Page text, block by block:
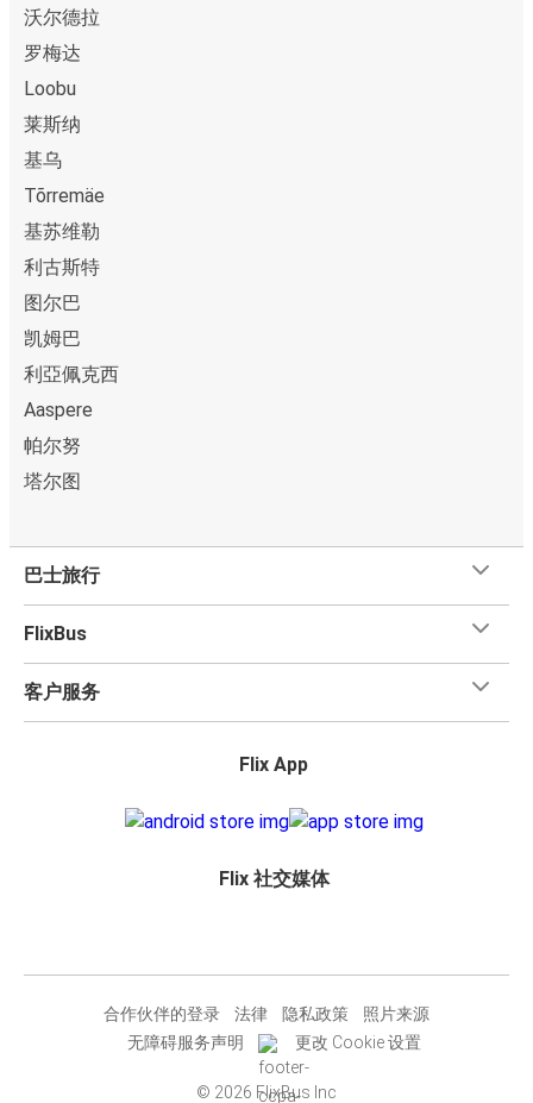
沃尔德拉
罗梅达
Loobu
莱斯纳
基乌
Tõrremäe
基苏维勒
利古斯特
图尔巴
凯姆巴
利亞佩克西
Aaspere
帕尔努
塔尔图
巴士旅行
FlixBus
客户服务
Flix App
Flix 社交媒体
合作伙伴的登录 法律 隐私政策
照片来源
无障碍服务声明
更改 Cookie 设置
© 2026 FlixBus Inc